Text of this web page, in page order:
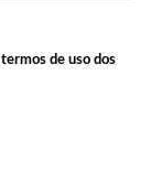
termos de uso dos